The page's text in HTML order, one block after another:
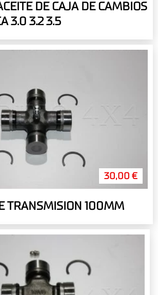
DE CAJA DE CAMBIOS
3.0 3.2 3.5
30,00 €
TRANSMISION 100MM